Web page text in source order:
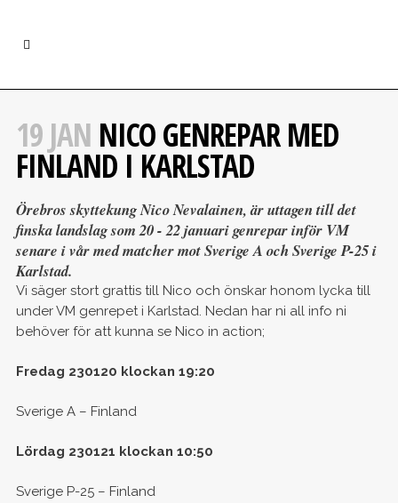
19 JAN NICO GENREPAR MED
FINLAND I KARLSTAD
Örebros skyttekung Nico Nevalainen, är uttagen till det
finska landslag som 20 - 22 januari genrepar inför VM
senare i vår med matcher mot Sverige A och Sverige P-25 i
Karlstad.
Vi säger stort grattis till Nico och önskar honom lycka till
under VM genrepet i Karlstad. Nedan har ni all info ni
behöver för att kunna se Nico in action;
Fredag 230120 klockan 19:20
Sverige A – Finland
Lördag 230121 klockan 10:50
Sverige P-25 – Finland